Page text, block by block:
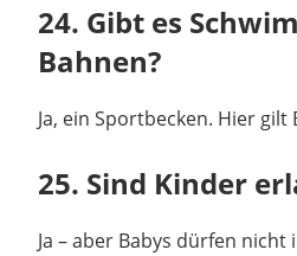
24. Gibt es
Bahnen?
Ja, ein Sportbecken. Hier
25. Sind Kinder
Ja – aber Babys dürfen nicht